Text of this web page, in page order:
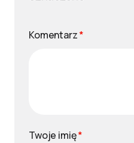
Komentarz*
Twoje imię*